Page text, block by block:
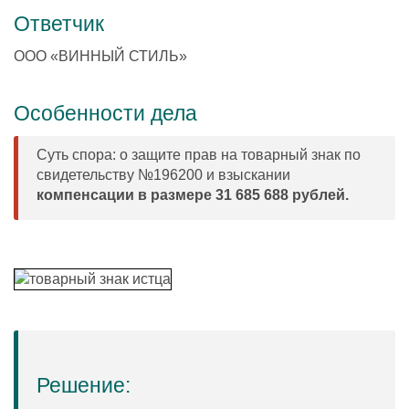
Ответчик
ООО «ВИННЫЙ СТИЛЬ»
Особенности дела
Суть спора: о защите прав на товарный знак по
свидетельству №196200 и взыскании
компенсации в размере 31 685 688 рублей.
Решение: